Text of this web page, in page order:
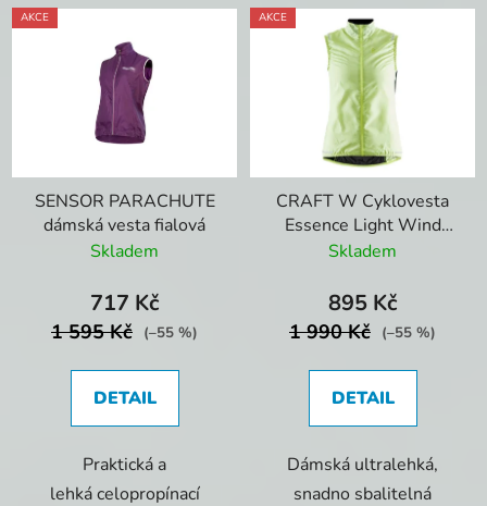
AKCE
SENSOR PARACHUTE
dámská vesta fialová
Skladem
717 Kč
1 595 Kč (–55 %)
DETAIL
Praktická a
lehká celopropínací
AKCE
CRAFT W Cyklovesta
Essence Light Wind
Flumino
Skladem
895 Kč
1 990 Kč (–55 %)
DETAIL
Dámská ultralehká,
snadno sbalitelná